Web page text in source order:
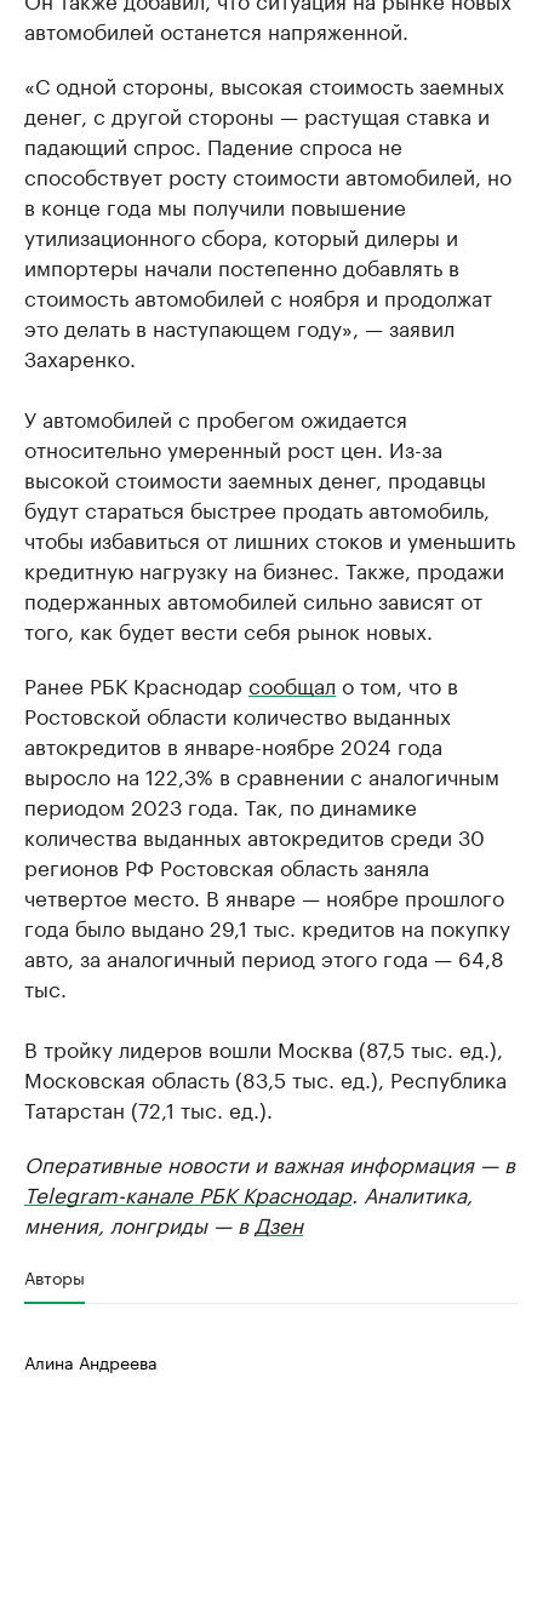
автомобилей останется напряженной.
«С одной стороны, высокая стоимость заемных
денег, с другой стороны — растущая ставка и
падающий спрос. Падение спроса не
способствует росту стоимости автомобилей, но
в конце года мы получили повышение
утилизационного сбора, который дилеры и
импортеры начали постепенно добавлять в
стоимость автомобилей с ноября и продолжат
это делать в наступающем году», — заявил
Захаренко.
У автомобилей с пробегом ожидается
относительно умеренный рост цен. Из-за
высокой стоимости заемных денег, продавцы
будут стараться быстрее продать автомобиль,
чтобы избавиться от лишних стоков и уменьшить
кредитную нагрузку на бизнес. Также, продажи
подержанных автомобилей сильно зависят от
того, как будет вести себя рынок новых.
Ранее РБК Краснодар сообщал о том, что в
Ростовской области количество выданных
автокредитов в январе-ноябре 2024 года
выросло на 122,3% в сравнении с аналогичным
периодом 2023 года. Так, по динамике
количества выданных автокредитов среди 30
регионов РФ Ростовская область заняла
четвертое место. В январе — ноябре прошлого
года было выдано 29,1 тыс. кредитов на покупку
авто, за аналогичный период этого года — 64,8
тыс.
В тройку лидеров вошли Москва (87,5 тыс. ед.),
Московская область (83,5 тыс. ед.), Республика
Татарстан (72,1 тыс. ед.).
Оперативные новости и важная информация — в
Telegram-канале РБК Краснодар. Аналитика,
мнения, лонгриды — в Дзен
Авторы
Алина Андреева